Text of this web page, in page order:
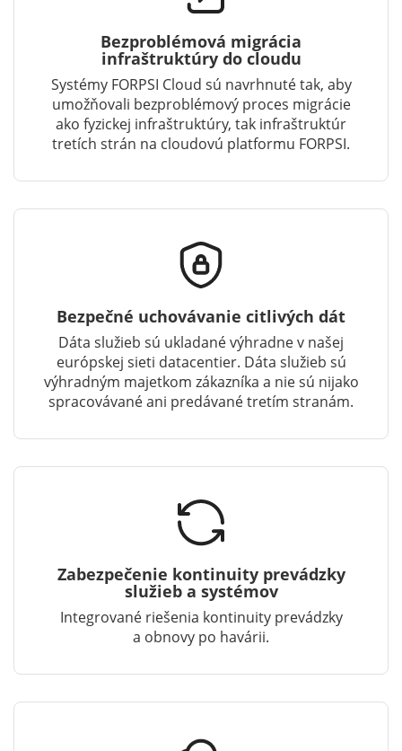
Bezproblémová migrácia
infraštruktúry do cloudu
Systémy FORPSI Cloud sú navrhnuté tak, aby
umožňovali bezproblémový proces migrácie
ako fyzickej infraštruktúry, tak infraštruktúr
tretích strán na cloudovú platformu FORPSI.
Bezpečné uchovávanie citlivých dát
Dáta služieb sú ukladané výhradne v našej
európskej sieti datacentier. Dáta služieb sú
výhradným majetkom zákazníka a nie sú nijako
spracovávané ani predávané tretím stranám.
Zabezpečenie kontinuity prevádzky
služieb a systémov
Integrované riešenia kontinuity prevádzky
a obnovy po havárii.